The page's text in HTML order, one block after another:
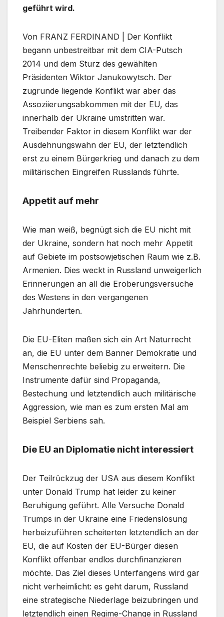
geführt wird.
Von FRANZ FERDINAND | Der Konflikt
begann unbestreitbar mit dem CIA-Putsch
2014 und dem Sturz des gewählten
Präsidenten Wiktor Janukowytsch. Der
zugrunde liegende Konflikt war aber das
Assoziierungsabkommen mit der EU, das
innerhalb der Ukraine umstritten war.
Treibender Faktor in diesem Konflikt war der
Ausdehnungswahn der EU, der letztendlich
erst zu einem Bürgerkrieg und danach zu dem
militärischen Eingreifen Russlands führte.
Appetit auf mehr
Wie man weiß, begnügt sich die EU nicht mit
der Ukraine, sondern hat noch mehr Appetit
auf Gebiete im postsowjetischen Raum wie z.B.
Armenien. Dies weckt in Russland unweigerlich
Erinnerungen an all die Eroberungsversuche
des Westens in den vergangenen
Jahrhunderten.
Die EU-Eliten maßen sich ein Art Naturrecht
an, die EU unter dem Banner Demokratie und
Menschenrechte beliebig zu erweitern. Die
Instrumente dafür sind Propaganda,
Bestechung und letztendlich auch militärische
Aggression, wie man es zum ersten Mal am
Beispiel Serbiens sah.
Die EU an Diplomatie nicht interessiert
Der Teilrückzug der USA aus diesem Konflikt
unter Donald Trump hat leider zu keiner
Beruhigung geführt. Alle Versuche Donald
Trumps in der Ukraine eine Friedenslösung
herbeizuführen scheiterten letztendlich an der
EU, die auf Kosten der EU-Bürger diesen
Konflikt offenbar endlos durchfinanzieren
möchte. Das Ziel dieses Unterfangens wird gar
nicht verheimlicht: es geht darum, Russland
eine strategische Niederlage beizubringen und
letztendlich einen Regime-Change in Russland